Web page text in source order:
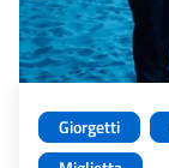
Giorgetti